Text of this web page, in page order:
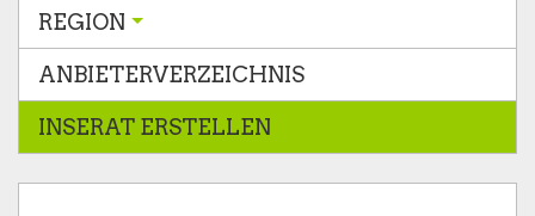
REGION
ANBIETERVERZEICHNIS
INSERAT ERSTELLEN